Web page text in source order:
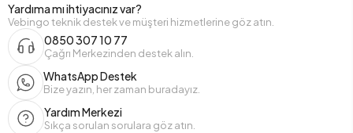
Yardıma mı ihtiyacınız var?
Vebingo teknik destek ve müşteri hizmetlerine göz atın.
0850 307 10 77
Çağrı Merkezinden destek alın.
WhatsApp Destek
Bize yazın, her zaman buradayız.
Yardım Merkezi
Sıkça sorulan sorulara göz atın.